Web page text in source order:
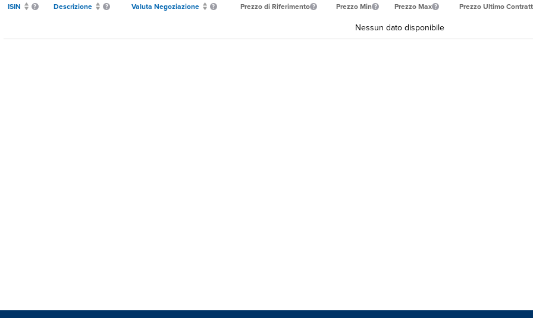
ISIN Descrizione Valuta Negoziazione Prezzo di Riferimento Prezzo Min Prezzo Max Prezzo Ultimo
Nessun dato disponibile